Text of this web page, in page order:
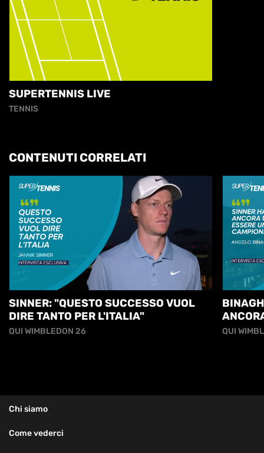
SUPERTENNIS LIVE
TENNIS
CONTENUTI CORRELATI
SINNER: "QUESTO SUCCESSO VUOL
DIRE TANTO PER L'ITALIA"
QUI WIMBLEDON 26 QUI
Chi siamo
Come vederci